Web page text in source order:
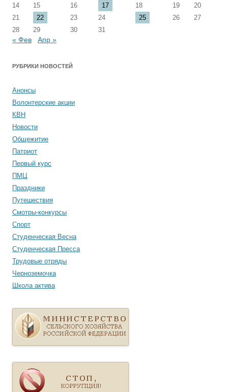
14
15 16 17 18 19
20
21
22 23 24 25 26
27
28
29 30 31
« Фев Апр »
РУБРИКИ НОВОСТЕЙ
Анонсы
Волонтерские акции
КВН
Новости
Общежитие
Патриот
Первый курс
ПМЦ
Праздники
Путешествия
Смотры-конкурсы
Спорт
Студенческая Весна
Студенческая Пресса
Трудовые отряды
Черноземочка
Школа актива